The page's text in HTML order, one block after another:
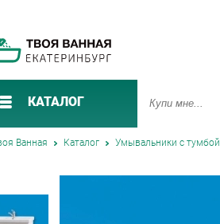
КАТАЛОГ
Ванная Каталог Умывальники с тумбой